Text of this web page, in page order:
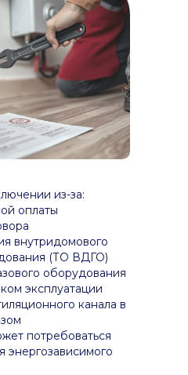
из-за:
оплаты
внутридомового
(ТО ВДГО)
оборудования
эксплуатации
канала в
потребоваться
энергозависимого